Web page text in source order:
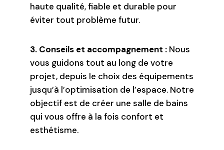
haute qualité, fiable et durable pour
éviter tout problème futur.
3. Conseils et accompagnement : Nous
vous guidons tout au long de votre
projet, depuis le choix des équipements
jusqu’à l’optimisation de l’espace. Notre
objectif est de créer une salle de bains
qui vous offre à la fois confort et
esthétisme.